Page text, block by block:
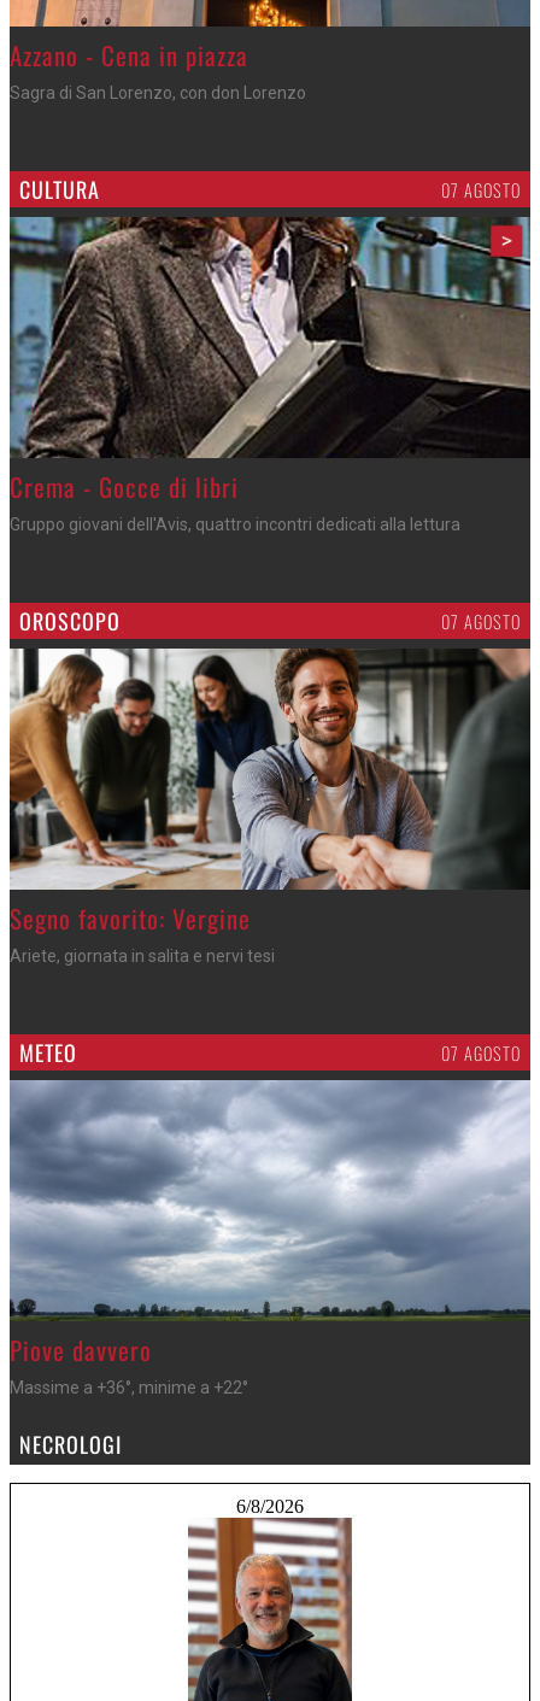
Gli appuntamenti fino a sabato
Cosa fare questi giorni nel Cremasco
CULTURA 07 AGOSTO
>
Crema - Gocce di libri
Gruppo giovani dell'Avis, quattro incontri dedicati alla lettura
OROSCOPO 07 AGOSTO
>
Segno favorito: Vergine
Ariete, giornata in salita e nervi tesi
METEO 07 AGOSTO
>
Piove davvero
Massime a +36°, minime a +22°
NECROLOGI
6/8/2026